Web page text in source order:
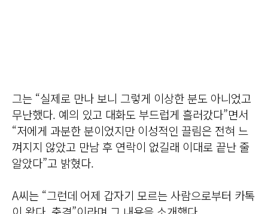
그는 “실제로 만나 보니 그렇게 이상한 분도 아니었고
무난했다. 예의 있고 대화도 부드럽게 흘러갔다”면서
“저에게 과분한 분이었지만 이성적인 끌림은 전혀 느
껴지지 않았고 만남 후 연락이 없길래 이대로 끝난 줄
알았다”고 밝혔다.
A씨는 “그런데 어제 갑자기 모르는 사람으로부터 카톡